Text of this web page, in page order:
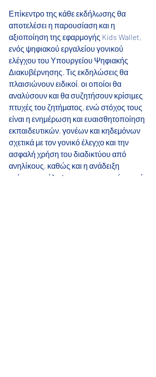
Επίκεντρο της κάθε εκδήλωσης θα
αποτελέσει η παρουσίαση και η
αξιοποίηση της εφαρμογής Kids Wallet,
ενός ψηφιακού εργαλείου γονικού
ελέγχου του Υπουργείου Ψηφιακής
Διακυβέρνησης. Τις εκδηλώσεις θα
πλαισιώνουν ειδικοί, οι οποίοι θα
αναλύσουν και θα συζητήσουν κρίσιμες
πτυχές του ζητήματος, ενώ στόχος τους
είναι η ενημέρωση και ευαισθητοποίηση
εκπαιδευτικών, γονέων και κηδεμόνων
σχετικά με τον γονικό έλεγχο και την
ασφαλή χρήση του διαδικτύου από
ανηλίκους, καθώς και η ανάδειξη
τρόπων πρόληψης και προστασίας από